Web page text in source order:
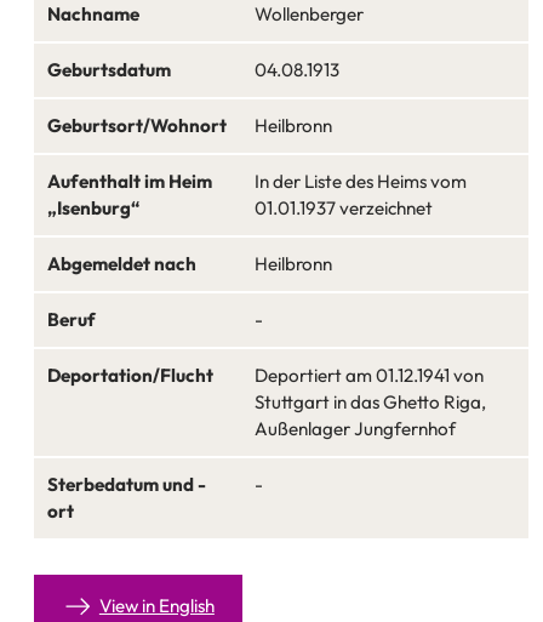
Nachname Wollenberger
Geburtsdatum 04.08.1913
Geburtsort/Wohnort Heilbronn
Aufenthalt im Heim
„Isenburg“
In der Liste des Heims vom
01.01.1937 verzeichnet
Abgemeldet nach Heilbronn
Beruf -
Deportation/Flucht
Deportiert am 01.12.1941 von
Stuttgart in das Ghetto Riga,
Außenlager Jungfernhof
Sterbedatum und -
ort
-
View in English